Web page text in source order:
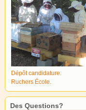
Dépôt candidature.
Ruchers École.
Des Questions?